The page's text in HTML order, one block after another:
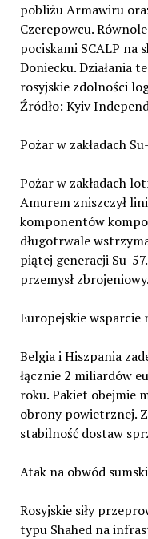
pobliżu Armawiru
Czerepowcu.
pociskami SCALP na
Doniecku. Działania
rosyjskie zdolności
Źródło: Kyiv
Pożar w zakładach
Pożar w zakładach
Amurem zniszczył
komponentów
długotrwale
piątej generacji Su-
przemysł
Europejskie wsparcie
Belgia i Hiszpania
łącznie 2 miliardów
roku. Pakiet obejmie
obrony powietrznej.
stabilność dostaw
Atak na obwód sumski
Rosyjskie siły
typu Shahed na